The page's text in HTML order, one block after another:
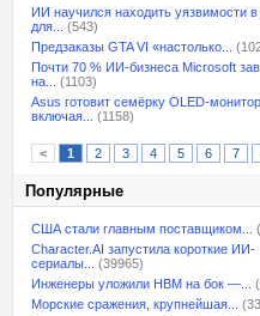
ИИ научился находить уязвимости
для...
(543)
Предзаказы GTA VI «настолько...
Почти 70 % ИИ-бизнеса Microsoft
на...
(1103)
Asus готовит семёрку OLED-
включая...
(1158)
< 1 2 3 4 5 6 7
Популярные
США стали главным поставщиком...
Character.AI запустила короткие ИИ-
сериалы...
(39965)
Инженеры уложили HBM на бок —...
Морские сражения, крупнейшая...